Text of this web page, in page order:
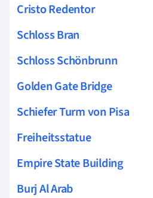
Cristo Redentor
Schloss Bran
Schloss Schönbrunn
Golden Gate Bridge
Schiefer Turm von Pisa
Freiheitsstatue
Empire State Building
Burj Al Arab